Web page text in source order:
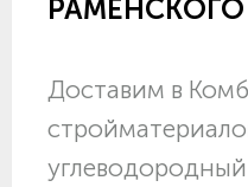
Доставим в